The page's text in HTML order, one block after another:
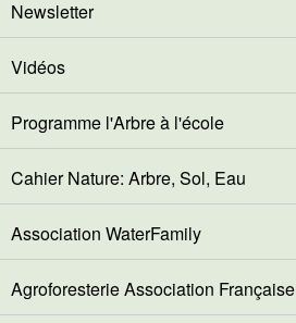
Newsletter
Vidéos
Programme l'Arbre à l'école
Cahier Nature: Arbre, Sol, Eau
Association WaterFamily
Agroforesterie Association Française